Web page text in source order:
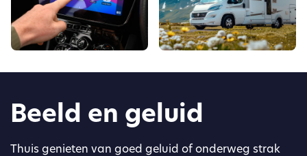
Beeld en geluid
Thuis genieten van goed geluid of onderweg strak